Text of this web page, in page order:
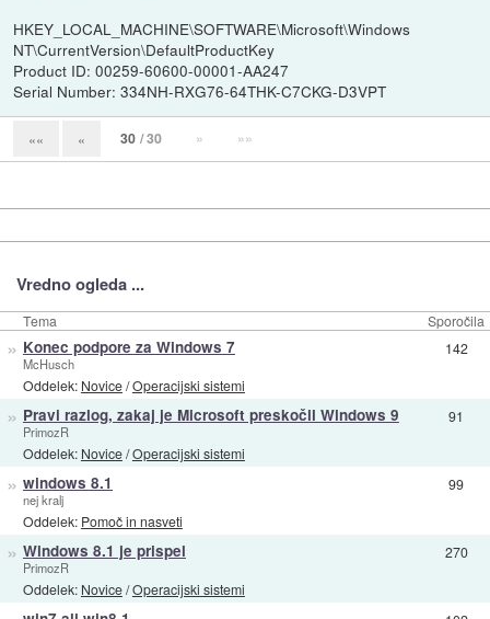
HKEY_LOCAL_MACHINE\SOFTWARE\Microsoft\Windows
NT\CurrentVersion\DefaultProductKey
Product ID: 00259-60600-00001-AA247
Serial Number: 334NH-RXG76-64THK-C7CKG-D3VPT
«« « 30 / 30 » »»
Vredno ogleda ...
Tema Sporočila
» Konec podpore za Windows 7
McHusch
Oddelek: Novice/Operacijski sistemi
142
» Pravi razlog, zakaj je Microsoft preskočil Windows 9
PrimozR
Oddelek: Novice/Operacijski sistemi
91
» windows 8.1
nej kralj
Oddelek: Pomoč in nasveti
99
» Windows 8.1 je prispel
PrimozR
Oddelek: Novice/Operacijski sistemi
270